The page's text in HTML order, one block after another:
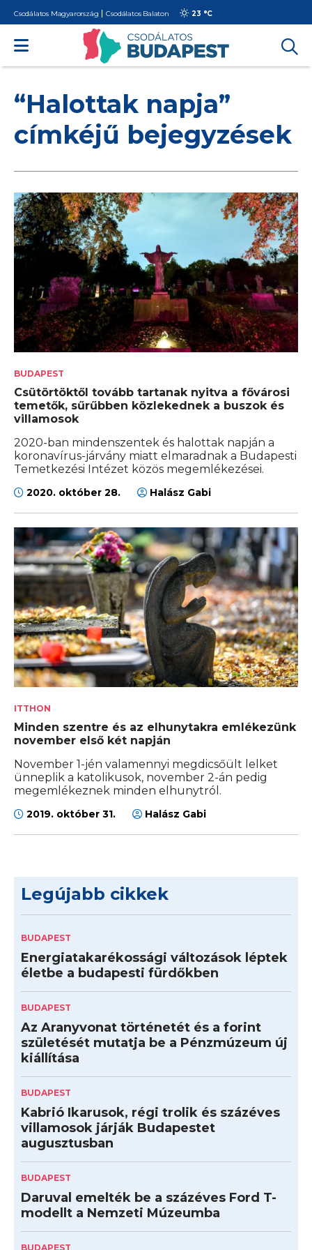
Csodálatos Magyarország Csodálatos Balaton 23 °C
“Halottak napja”
címkéjű bejegyzések
BUDAPEST
Csütörtöktől tovább tartanak nyitva a fővárosi
temetők, sűrűbben közlekednek a buszok és
villamosok
2020-ban mindenszentek és halottak napján a
koronavírus-járvány miatt elmaradnak a Budapesti
Temetkezési Intézet közös megemlékezései.
2020. október 28. Halász Gabi
ITTHON
Minden szentre és az elhunytakra emlékezünk
november első két napján
November 1-jén valamennyi megdicsőült lelket
ünneplik a katolikusok, november 2-án pedig
megemlékeznek minden elhunytról.
2019. október 31. Halász Gabi
Legújabb cikkek
BUDAPEST
Energiatakarékossági változások léptek
életbe a budapesti fürdőkben
BUDAPEST
Az Aranyvonat történetét és a forint
születését mutatja be a Pénzmúzeum új
kiállítása
BUDAPEST
Kabrió Ikarusok, régi trolik és százéves
villamosok járják Budapestet
augusztusban
BUDAPEST
Daruval emelték be a százéves Ford T-
modellt a Nemzeti Múzeumba
BUDAPEST